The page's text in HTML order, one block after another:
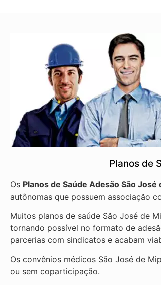
Planos de
Os Planos de Saúde Adesão São José
autônomas que possuem associação
Muitos planos de saúde São José de
tornando possível no formato de
parcerias com sindicatos e acabam
Os convênios médicos São José de
ou sem coparticipação.